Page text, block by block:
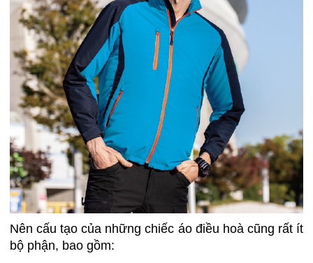
Nên cấu tạo của những chiếc áo điều hoà cũng rất ít
bộ phận, bao gồm: